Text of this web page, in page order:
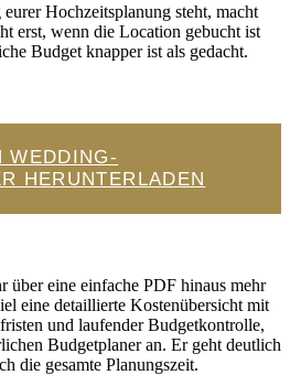
Hochzeitsplanung steht, macht
erst, wenn die Location gebucht ist
Budget knapper ist als gedacht.
WEDDING-
HERUNTERLADEN
über eine einfache PDF hinaus mehr
eine detaillierte Kostenübersicht mit
und laufender Budgetkontrolle,
Budgetplaner an. Er geht deutlich
die gesamte Planungszeit.